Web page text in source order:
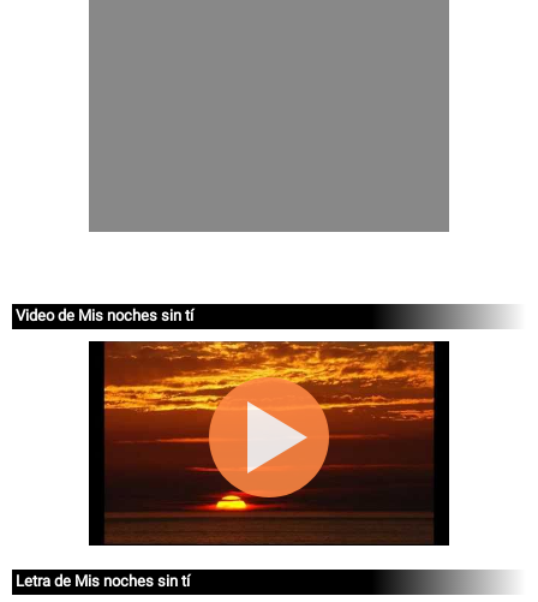
Video de Mis noches sin tí
Letra de Mis noches sin tí